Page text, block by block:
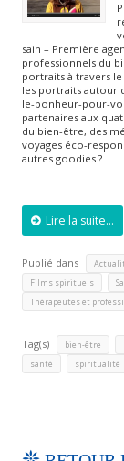
sain – Première
professionnels du
portraits à travers
les portraits autour
le-bonheur-pour-
partenaires aux
du bien-être, des
voyages éco-
autres goodies ?
Lire la suite...
Publié dans
Films spirituels
Thérapeutes et
Tag(s) bien-être
santé spiritualité